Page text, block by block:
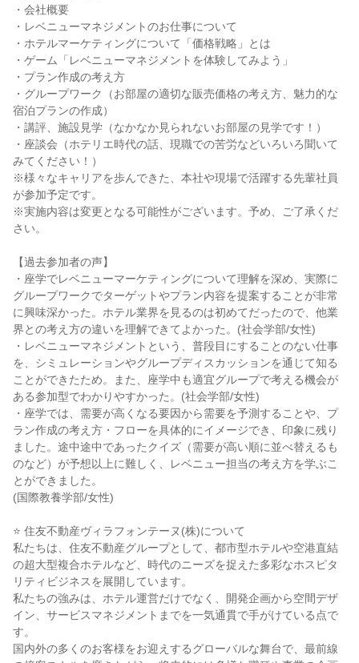
・会社概要
・レベニューマネジメントのお仕事について
・ホテルマーケティングについて「価格戦略」とは
・ゲーム「レベニューマネジメントを体験してみよう」
・プラン作成の考え方
・グループワーク（お部屋の適切な販売価格の考え方、魅力的な
宿泊プランの作成）
・講評、施設見学（なかなか見られないお部屋の見学です！）
・座談会（ホテリエ時代の話、現職での苦労などいろいろ聞いて
みてください！）
※様々なキャリアを歩んできた、本社や現場で活躍する先輩社員
が参加予定です。
※実施内容は変更となる可能性がございます。予め、ご了承くだ
さい。
【過去参加者の声】
・座学でレベニューマーケティングについて理解を深め、実際に
グループワークでターゲットやプラン内容を提案することが非常
に興味深かった。ホテル業界を見るのは初めてだったので、他業
界との考え方の違いを理解できてよかった。(社会学部/女性)
・レベニューマネジメントという、普段目にすることのない仕事
を、シミュレーションやグループディスカッションを通じて知る
ことができたため。また、座学中も適宜グループで考える機会が
ある参加型でわかりやすかった。(社会学部/女性)
・座学では、需要が高くなる要因から需要を予測することや、プ
ラン作成の考え方・フローを具体的にイメージでき、印象に残り
ました。途中途中であったクイズ（需要が高い順に並べ替えるも
のなど）が予想以上に難しく、レベニュー担当の考え方を学ぶこ
とができました。
(国際教養学部/女性)
⭐️ 住友不動産ヴィラフォンテーヌ(株)について
私たちは、住友不動産グループとして、都市型ホテルや空港直結
の超大型複合ホテルなど、時代のニーズを捉えた多彩なホスピタ
リティビジネスを展開しています。
私たちの強みは、ホテル運営だけでなく、開発企画から空間デザ
イン、サービスマネジメントまでを一気通貫で手がけている点で
す。
国内外の多くのお客様をお迎えするグローバルな舞台で、最前線